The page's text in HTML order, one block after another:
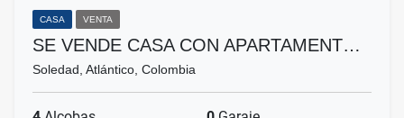
CASA VENTA
SE VENDE CASA CON APARTAMENT…
Soledad, Atlántico, Colombia